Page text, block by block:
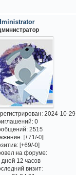
: 2024-10-29
0
2515
[+71/-0]
[+69/-0]
на форуме:
дней 12 часов
визит: